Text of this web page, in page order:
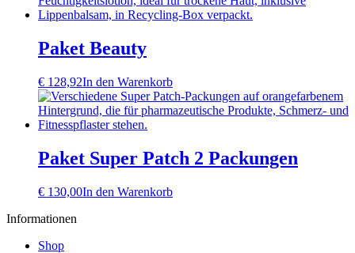
Paket Beauty
€ 128,92In den Warenkorb
Paket Super Patch 2 Packungen
€ 130,00In den Warenkorb
Informationen
Shop